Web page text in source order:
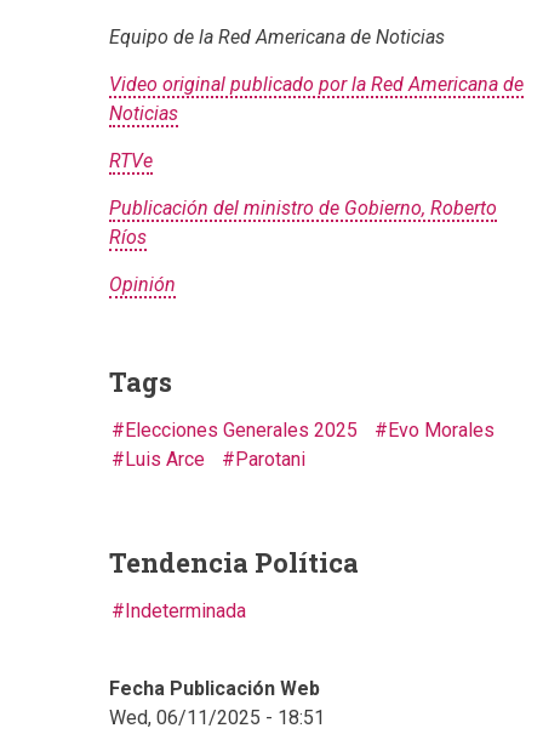
Equipo de la Red Americana de Noticias
Video original publicado por la Red Americana de
Noticias
RTVe
Publicación del ministro de Gobierno, Roberto
Ríos
Opinión
Tags
Elecciones Generales 2025
Evo Morales
Luis Arce
Parotani
Tendencia Política
Indeterminada
Fecha Publicación Web
Wed, 06/11/2025 - 18:51